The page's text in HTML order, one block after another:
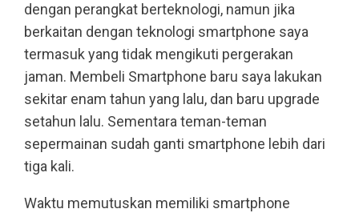
dengan perangkat berteknologi, namun jika
berkaitan dengan teknologi smartphone saya
termasuk yang tidak mengikuti pergerakan
jaman. Membeli Smartphone baru saya lakukan
sekitar enam tahun yang lalu, dan baru upgrade
setahun lalu. Sementara teman-teman
sepermainan sudah ganti smartphone lebih dari
tiga kali.
Waktu memutuskan memiliki smartphone